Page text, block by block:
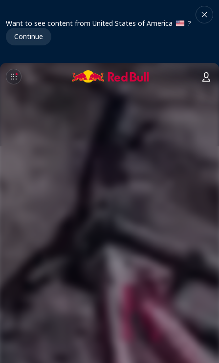
Want to see content from United States of America
?
Continue